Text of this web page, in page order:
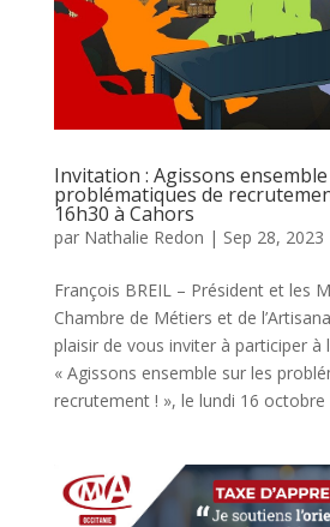
Invitation : Agissons
problématiques de
16h30 à Cahors
par Nathalie Redon | Sep 28, 2023
François BREIL – Président et les
Chambre de Métiers et de
plaisir de vous inviter à participer à
« Agissons ensemble sur les
recrutement ! », le lundi 16 octobre